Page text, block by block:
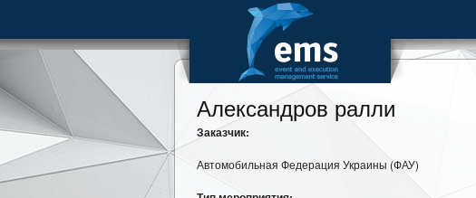
Александров ралли
Заказчик:
Автомобильная Федерация Украины (ФАУ)